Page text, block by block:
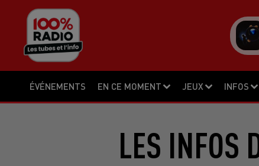
ÉVÉNEMENTS EN CE MOMENT JEUX INFOS
LES INFOS